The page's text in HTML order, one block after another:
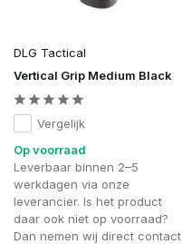
DLG Tactical
Vertical Grip Medium Black
Vergelijk
Op voorraad
Leverbaar binnen 2–5
werkdagen via onze
leverancier. Is het product
daar ook niet op voorraad?
Dan nemen wij direct contact